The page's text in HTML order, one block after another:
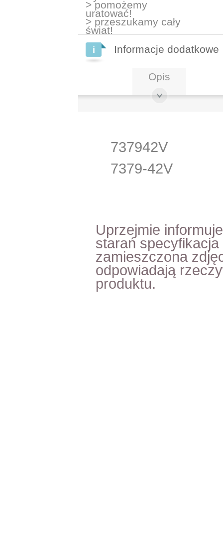
> pomożemy
uratować!
> przeszukamy cały
świat!
Informacje dodatkowe
Opis
737942V
7379-42V
Uprzejmie
starań
zamieszczona
odpowiadają
produktu.